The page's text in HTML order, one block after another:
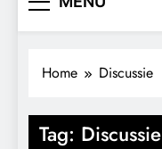
Home Discussie
Tag: Discussie